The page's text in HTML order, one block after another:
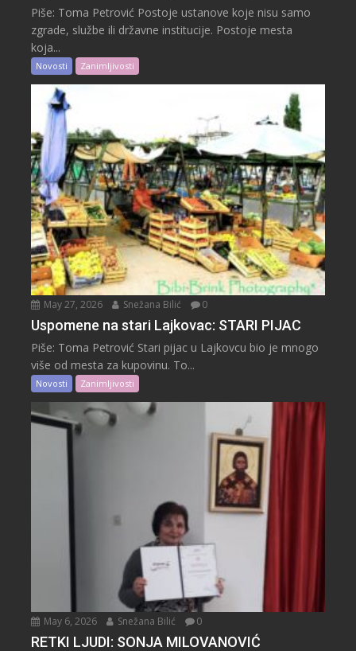
Piše: Toma Petrović Postoje ustanove koje nisu samo
zgrade, službe ili državne institucije. Postoje mesta
koja...
Novosti Zanimljivosti
May 27, 2026 Snežana Bilić 0
Uspomene na stari Lajkovac: STARI PIJAC
Piše: Toma Petrović Stari pijac u Lajkovcu bio je mnogo
više od mesta za kupovinu. To...
Novosti Zanimljivosti
May 6, 2026 Snežana Bilić 0
RETKI LJUDI: SONJA MILOVANOVIĆ